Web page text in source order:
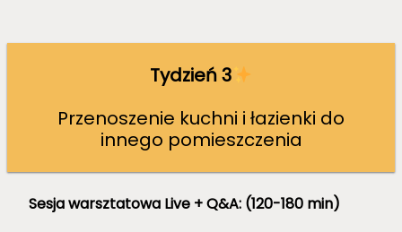
Tydzień 3
Przenoszenie kuchni i łazienki do
innego pomieszczenia
Sesja warsztatowa Live + Q&A: (120-180 min)